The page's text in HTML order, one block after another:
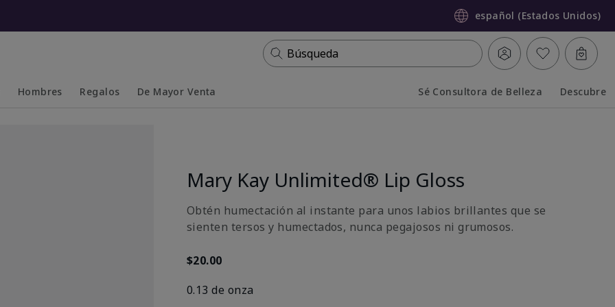
español (Estados Unidos)
Búsqueda
Hombres Regalos De Mayor Venta Sé Consultora de Belleza Descubre
Mary Kay Unlimited® Lip Gloss
Obtén humectación al instante para unos labios brillantes que se
sienten tersos y humectados, nunca pegajosos ni grumosos.
$20.00
0.13 de onza